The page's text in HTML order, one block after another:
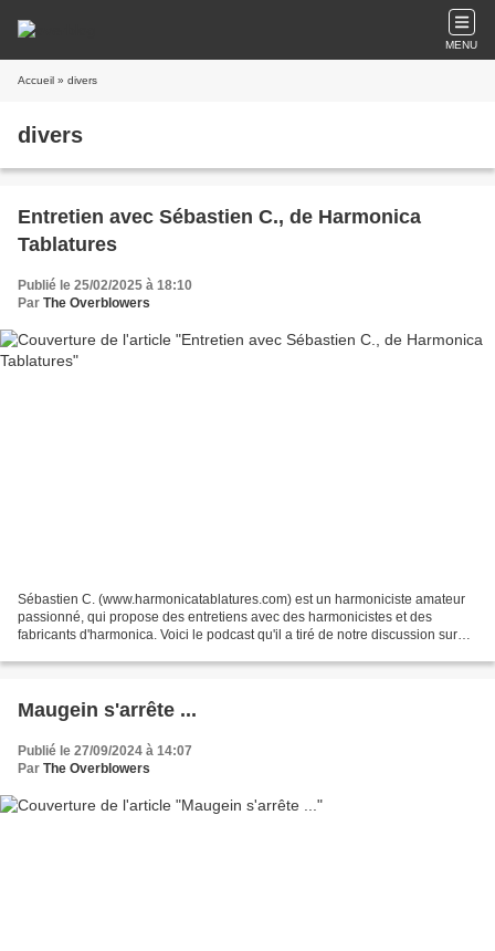
MENU
Accueil » divers
divers
Entretien avec Sébastien C., de Harmonica
Tablatures
Publié le 25/02/2025 à 18:10
Par The Overblowers
Sébastien C. (www.harmonicatablatures.com) est un harmoniciste amateur
passionné, qui propose des entretiens avec des harmonicistes et des
fabricants d'harmonica. Voici le podcast qu'il a tiré de notre discussion sur
Maugein s'arrête ...
Publié le 27/09/2024 à 14:07
Par The Overblowers